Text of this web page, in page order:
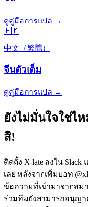
ดูคู่มือการแปล →
🇭🇰
中文（繁體）
จีนตัวเต็ม
ดูคู่มือการแปล →
ยังไม่มั่นใจใช่ไ
สิ!
ติดตั้ง X-late ลงใน
เลย หลังจากเพิ่มบอท
ข้อความที่เข้ามาจากส
ร่วมทีมยังสามารถอนุญา